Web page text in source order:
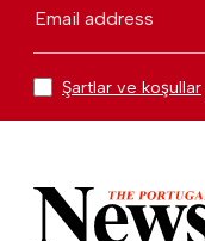
Email address
Şartlar ve koşullar